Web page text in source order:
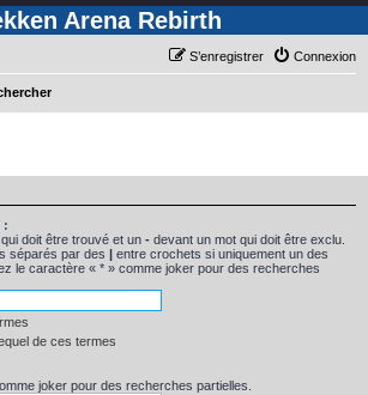
Arena Rebirth
Connexion
S’enregistrer
:
doit être trouvé et un - devant un mot qui doit être exclu.
séparés par des | entre crochets si uniquement un des
le caractère « * » comme joker pour des recherches
de ces termes
joker pour des recherches partielles.